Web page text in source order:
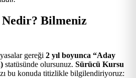
Bilmeniz
gereği 2 yıl boyunca “Aday
statüsünde olursunuz. Sürücü Kursu
bu konuda titizlikle bilgilendiriyoruz: